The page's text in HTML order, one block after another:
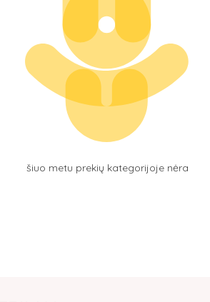
šiuo metu prekių kategorijoje nėra